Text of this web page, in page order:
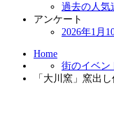
過去の人気
アンケート
2026年1月
Home
街のイベン
「大川窯」窯出